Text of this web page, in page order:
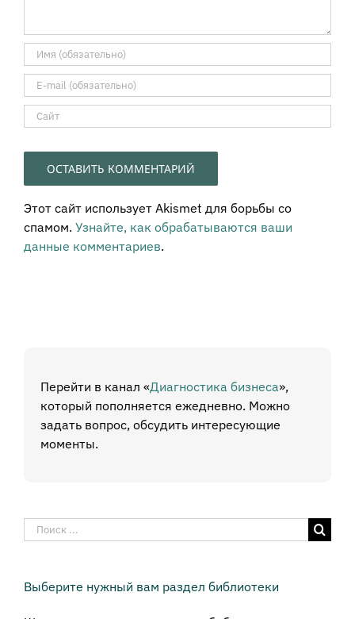
Этот сайт использует Akismet для борьбы со
спамом. Узнайте, как обрабатываются ваши
данные комментариев.
Перейти в канал «Диагностика бизнеса»,
который пополняется ежедневно. Можно
задать вопрос, обсудить интересующие
моменты.
Результат
поиска:
Выберите нужный вам раздел библиотеки